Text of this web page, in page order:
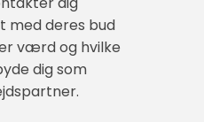
med deres bud
værd og hvilke
dig som